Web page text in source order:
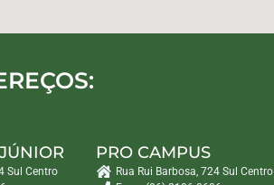
Sul Centro
PRO CAMPUS
Rua Rui Barbosa, 724 Sul Centro